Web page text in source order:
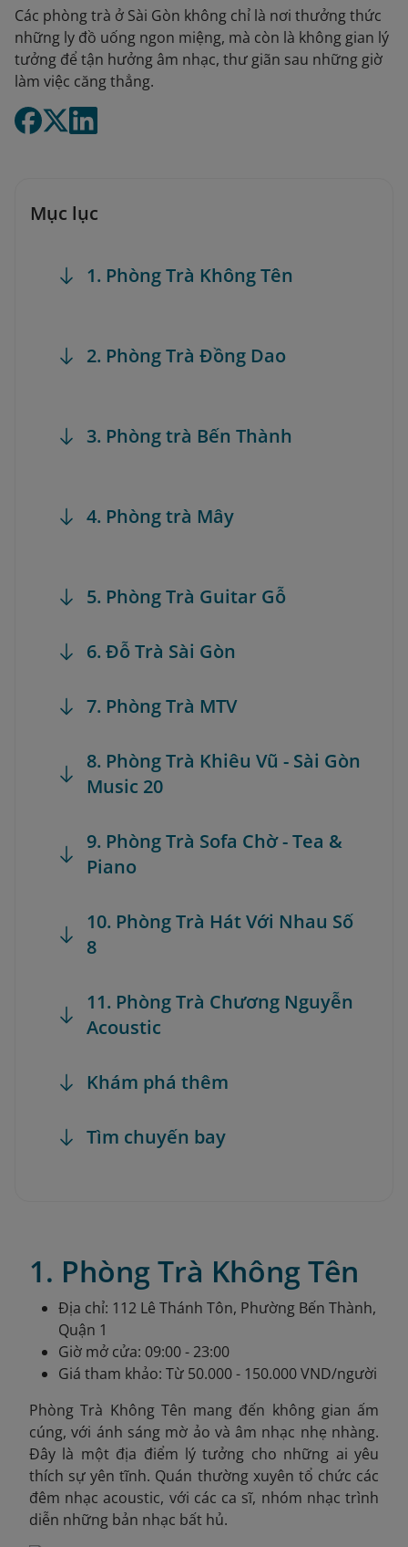
Các phòng trà ở Sài Gòn không chỉ là nơi thưởng thức
những ly đồ uống ngon miệng, mà còn là không gian lý
tưởng để tận hưởng âm nhạc, thư giãn sau những giờ
làm việc căng thẳng.
Mục lục
1. Phòng Trà Không Tên
2. Phòng Trà Đồng Dao
3. Phòng trà Bến Thành
4. Phòng trà Mây
5. Phòng Trà Guitar Gỗ
6. Đỗ Trà Sài Gòn
7. Phòng Trà MTV
8. Phòng Trà Khiêu Vũ - Sài Gòn
Music 20
9. Phòng Trà Sofa Chờ - Tea &
Piano
10. Phòng Trà Hát Với Nhau Số
8
11. Phòng Trà Chương Nguyễn
Acoustic
Khám phá thêm
Tìm chuyến bay
1. Phòng Trà Không Tên
Địa chỉ: 112 Lê Thánh Tôn, Phường Bến Thành,
Quận 1
Giờ mở cửa: 09:00 - 23:00
Giá tham khảo: Từ 50.000 - 150.000 VND/người
Phòng Trà Không Tên mang đến không gian ấm
cúng, với ánh sáng mờ ảo và âm nhạc nhẹ nhàng.
Đây là một địa điểm lý tưởng cho những ai yêu
thích sự yên tĩnh. Quán thường xuyên tổ chức các
đêm nhạc acoustic, với các ca sĩ, nhóm nhạc trình
diễn những bản nhạc bất hủ.